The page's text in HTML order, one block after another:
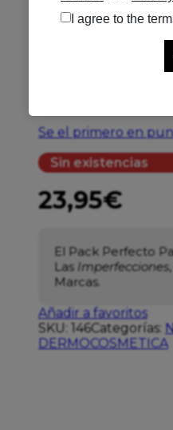
RILASTIL
ACNESTIL
Se el primero en
Sin existencias
23,95€
El Pack Perfecto
Las Imperfecciones
Marcas.
Añadir a favoritos
SKU: 146Categorías:
DERMOCOSMETICA